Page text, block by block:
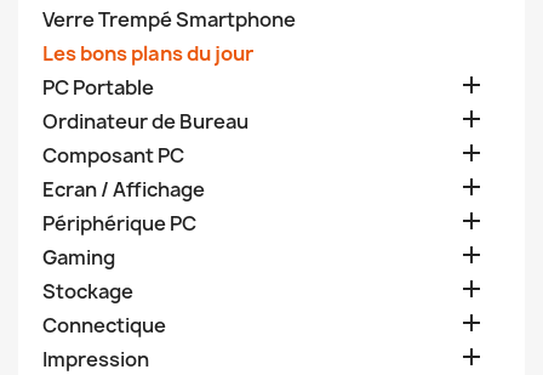
Verre Trempé Smartphone
Les bons plans du jour
PC Portable

Ordinateur de Bureau 
Composant PC 
Ecran / Affichage 
Périphérique PC 
Gaming 
Stockage 
Connectique 
Impression 